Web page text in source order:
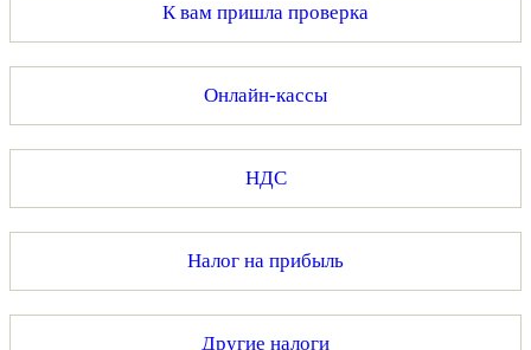
К вам пришла проверка
Онлайн-кассы
НДС
Налог на прибыль
Другие налоги